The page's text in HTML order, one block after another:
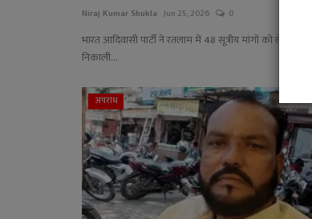
Niraj Kumar Shukla Jun 25, 2026 0
भारत आदिवासी पार्टी ने रतलाम में 48 सूत्रीय मांगों को लेकर जन
निकाली...
अपराध